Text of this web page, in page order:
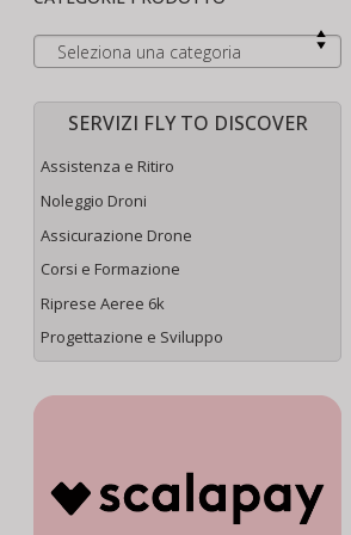
Seleziona una categoria
SERVIZI FLY TO DISCOVER
Assistenza e Ritiro
Noleggio Droni
Assicurazione Drone
Corsi e Formazione
Riprese Aeree 6k
Progettazione e Sviluppo